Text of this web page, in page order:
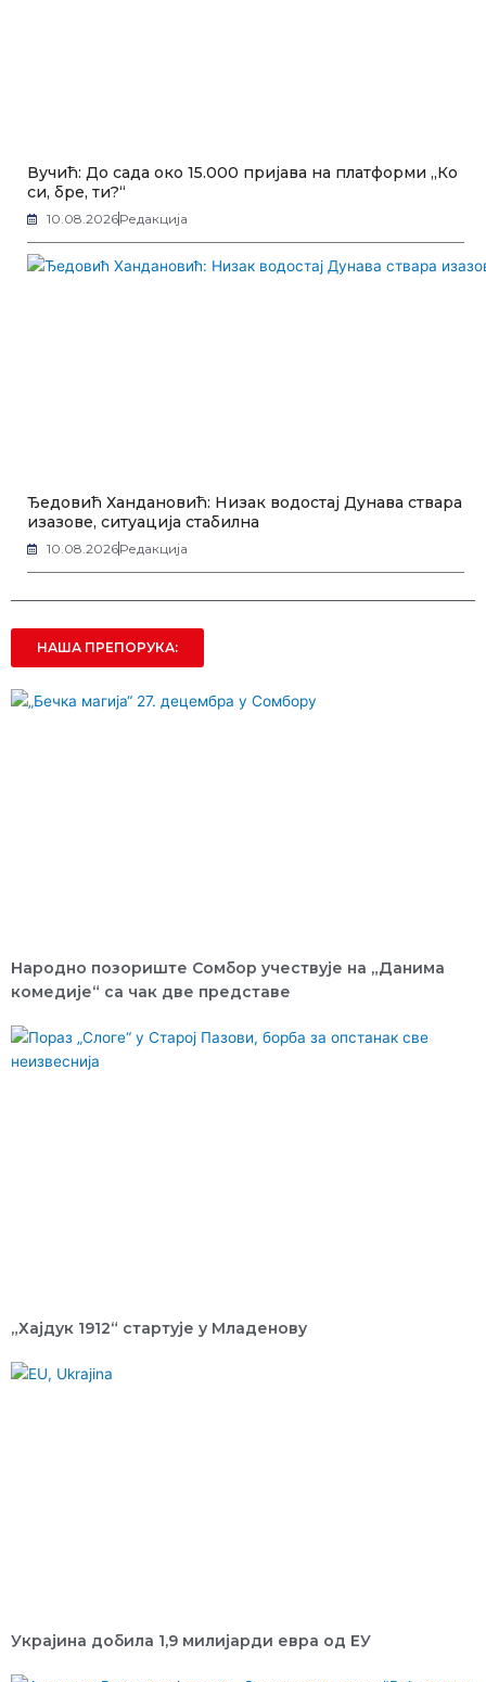
Вучић: До сада око 15.000 пријава на платформи „Ко
си, бре, ти?“
10.08.2026Редакција
Ђедовић Хандановић: Низак водостај Дунава ствара
изазове, ситуација стабилна
10.08.2026Редакција
НАША ПРЕПОРУКА:
Народно позориште Сомбор учествује на „Данима
комедије“ са чак две представе
„Хајдук 1912“ стартује у Младенову
Украјина добила 1,9 милијарди евра од ЕУ